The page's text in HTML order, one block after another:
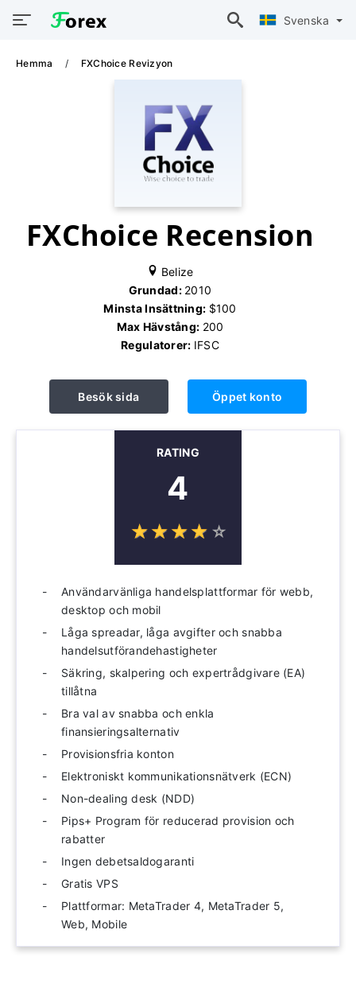
Svenska
Hemma FXChoice Revizyon
FXChoice Recension
Belize
Grundad: 2010
Minsta Insättning: $100
Max Hävstång: 200
Regulatorer: IFSC
Besök sida Öppet konto
RATING
4
☆☆☆☆ ☆
★★★★ ★
Användarvänliga handelsplattformar för webb,
desktop och mobil
Låga spreadar, låga avgifter och snabba
handelsutförandehastigheter
Säkring, skalpering och expertrådgivare (EA)
tillåtna
Bra val av snabba och enkla
finansieringsalternativ
Provisionsfria konton
Elektroniskt kommunikationsnätverk (ECN)
Non-dealing desk (NDD)
Pips+ Program för reducerad provision och
rabatter
Ingen debetsaldogaranti
Gratis VPS
Plattformar: MetaTrader 4, MetaTrader 5,
Web, Mobile